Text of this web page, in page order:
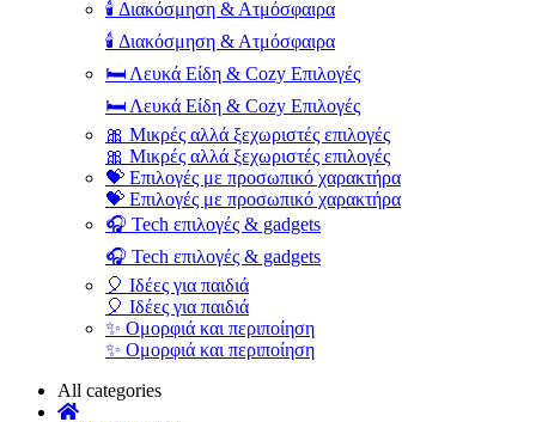
🕯️ Διακόσμηση & Ατμόσφαιρα
🕯️ Διακόσμηση & Ατμόσφαιρα
🛏️ Λευκά Είδη & Cozy Επιλογές
🛏️ Λευκά Είδη & Cozy Επιλογές
🎀 Μικρές αλλά ξεχωριστές επιλογές
🎀 Μικρές αλλά ξεχωριστές επιλογές
💝 Επιλογές με προσωπικό χαρακτήρα
💝 Επιλογές με προσωπικό χαρακτήρα
🎧 Tech επιλογές & gadgets
🎧 Tech επιλογές & gadgets
🎈 Ιδέες για παιδιά
🎈 Ιδέες για παιδιά
✨ Ομορφιά και περιποίηση
✨ Ομορφιά και περιποίηση
All categories